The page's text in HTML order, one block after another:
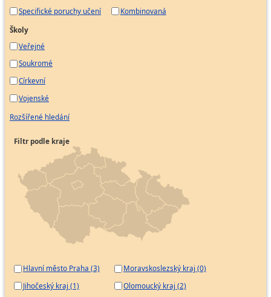
Specifické poruchy učení
Kombinovaná
Školy
Veřejné
Soukromé
Církevní
Vojenské
Rozšířené hledání
Filtr podle kraje
Hlavní město Praha (3)
Jihočeský kraj (1)
Moravskoslezský kraj (0)
Olomoucký kraj (2)